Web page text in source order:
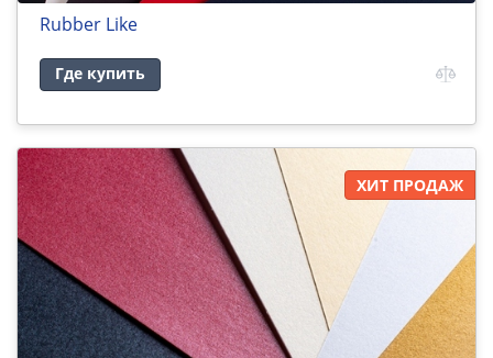
Rubber Like
Где купить
ХИТ ПРОДАЖ